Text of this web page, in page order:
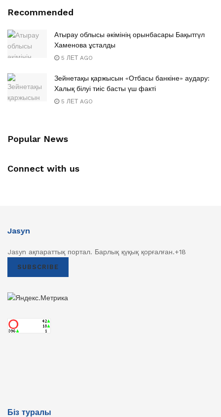
Recommended
Атырау облысы әкімінің орынбасары Бақытгүл
Хаменова ұсталды
5 ЛЕТ AGO
Зейнетақы қаржысын «Отбасы банкіне» аудару:
Халық білуі тиіс басты үш факті
5 ЛЕТ AGO
Popular News
Connect with us
Jasyn
Jasyn ақпараттық портал. Барлық қүқық қорғалған.+18
SUBSCRIBE
Біз туралы